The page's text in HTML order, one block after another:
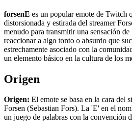
forsenE es un popular emote de Twitch
distorsionada y estirada del streamer
menudo para transmitir una sensación
reaccionar a algo tonto o absurdo que
estrechamente asociado con la
un elemento básico en la cultura de los
Origen
Origen: El emote se basa en la cara del
Forsen (Sebastian Fors). La 'E' en el
un juego de palabras con la convención